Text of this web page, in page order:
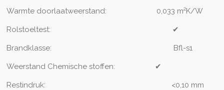
Warmte doorlaatweerstand: 0,033 m²K/W
Rolstoeltest: ✔
Brandklasse: Bfl-s1
Weerstand Chemische stoffen: ✔
Restindruk: <0,10 mm